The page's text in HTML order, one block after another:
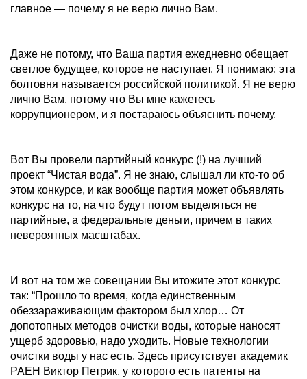
главное — почему я не верю лично Вам.
Даже не потому, что Ваша партия ежедневно обещает
светлое будущее, которое не наступает. Я понимаю: эта
болтовня называется российской политикой. Я не верю
лично Вам, потому что Вы мне кажетесь
коррупционером, и я постараюсь объяснить почему.
Вот Вы провели партийный конкурс (!) на лучший
проект “Чистая вода”. Я не знаю, слышал ли кто-то об
этом конкурсе, и как вообще партия может объявлять
конкурс на то, на что будут потом выделяться не
партийные, а федеральные деньги, причем в таких
невероятных масштабах.
И вот на том же совещании Вы итожите этот конкурс
так: “Прошло то время, когда единственным
обеззараживающим фактором был хлор… От
допотопных методов очистки воды, которые наносят
ущерб здоровью, надо уходить. Новые технологии
очистки воды у нас есть. Здесь присутствует академик
РАЕН Виктор Петрик, у которого есть патенты на